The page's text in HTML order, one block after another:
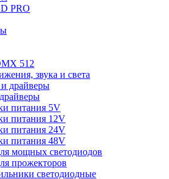
PRO
512
звука и света
питания 5V
питания 12V
питания 24V
питания 48V
мощных светодиодов
прожекторов